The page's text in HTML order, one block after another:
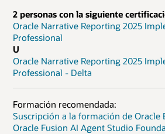
2 personas con la siguiente
Oracle Narrative Reporting 2025
Professional
U
Oracle Narrative Reporting 2025
Professional - Delta
Formación recomendada:
Suscripción a la formación de Oracle
Oracle Fusion AI Agent Studio